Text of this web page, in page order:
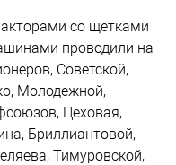
со щетками
проводили на
Советской,
Молодежной,
Цеховая,
Бриллиантовой,
Тимуровской,